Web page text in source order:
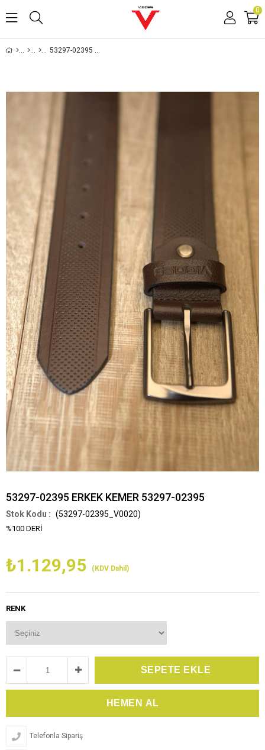
0
53297-02395 ERKEK KEMER 53297-02395
53297-02395 ERKEK KEMER 53297-02395
(53297-02395_V0020)
%100 DERİ
₺1.129,95 (KDV Dahil)
RENK
Telefonla Sipariş